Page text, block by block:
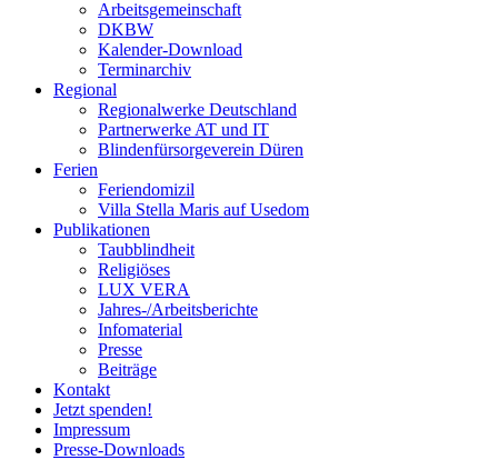
Arbeitsgemeinschaft
DKBW
Kalender-Download
Terminarchiv
Regional
Regionalwerke Deutschland
Partnerwerke AT und IT
Blindenfürsorgeverein Düren
Ferien
Feriendomizil
Villa Stella Maris auf Usedom
Publikationen
Taubblindheit
Religiöses
LUX VERA
Jahres-/​Arbeitsberichte
Infomaterial
Presse
Beiträge
Kontakt
Jetzt spenden!
Impressum
Presse-Downloads